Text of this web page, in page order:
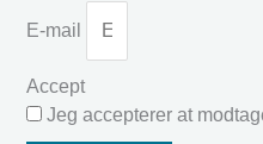
E-mail
Accept
Jeg accepterer at